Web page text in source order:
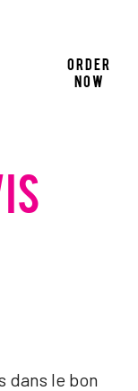
Order
Now
dans le bon